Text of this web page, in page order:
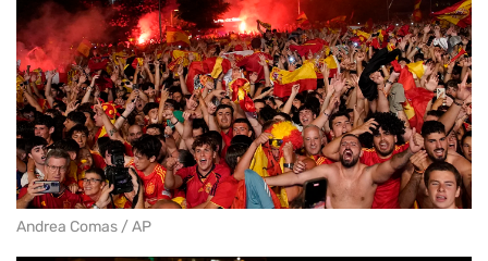
Andrea Comas / AP